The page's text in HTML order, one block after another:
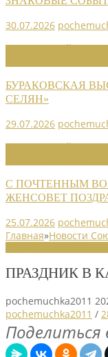
30.07.2026
БУРАКОВСКАЯ
СЕЛЯН»
29.07.2026
С ПОЧТЕННЫМ
ЖЕНСОВЕТ
25.07.2026
Главная»Новости
ПРАЗДНИК В
pochemuchka2011
pochemuchka2011 /
Поделиться